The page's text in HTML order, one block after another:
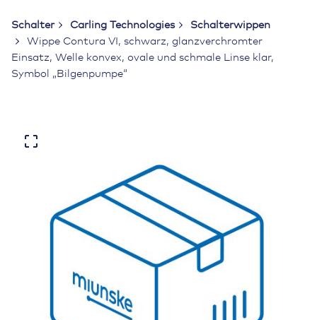
Schalter Carling Technologies
Schalterwippen
Wippe Contura VI, schwarz, glanzverchromter
Einsatz, Welle konvex, ovale und schmale Linse klar,
Symbol „Bilgenpumpe“